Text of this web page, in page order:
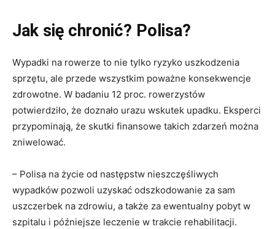
Jak się chronić? Polisa?
Wypadki na rowerze to nie tylko ryzyko uszkodzenia
sprzętu, ale przede wszystkim poważne konsekwencje
zdrowotne. W badaniu 12 proc. rowerzystów
potwierdziło, że doznało urazu wskutek upadku. Eksperci
przypominają, że skutki finansowe takich zdarzeń można
zniwelować.
– Polisa na życie od następstw nieszczęśliwych
wypadków pozwoli uzyskać odszkodowanie za sam
uszczerbek na zdrowiu, a także za ewentualny pobyt w
szpitalu i późniejsze leczenie w trakcie rehabilitacji.